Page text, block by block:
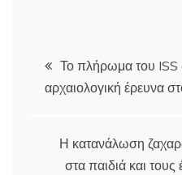
Πλοήγηση
άρθρων
Το πλήρωμα του ISS
αρχαιολογική έρευνα
Η κατανάλωση
στα παιδιά και